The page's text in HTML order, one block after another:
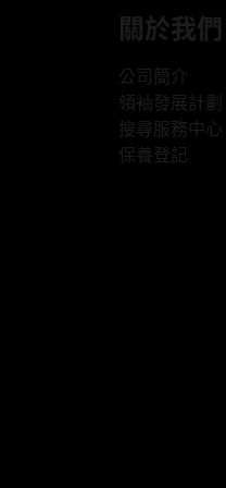
關於我們
公司簡介
領袖發展計劃
搜尋服務中心
保養登記